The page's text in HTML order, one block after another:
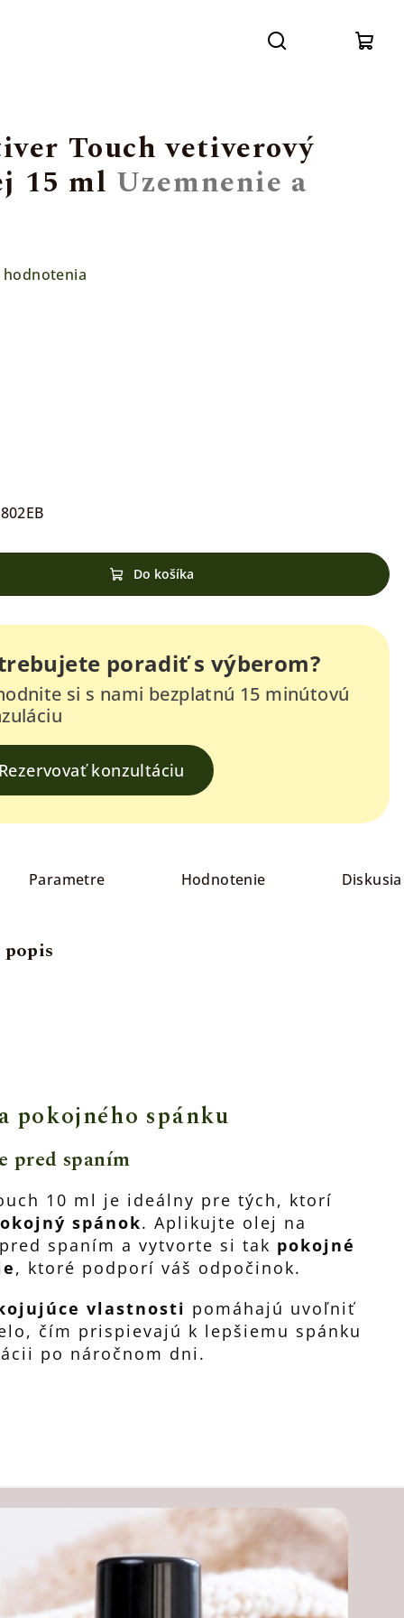
Touch vetiverový
15 ml Uzemnenie a
Do košíka
poradiť s výberom?
si s nami bezplatnú 15 minútovú
Rezervovať konzultáciu
Parametre Hodnotenie Diskusia
pokojného spánku
pred spaním
10 ml je ideálny pre tých, ktorí
spánok. Aplikujte olej na
spaním a vytvorte si tak pokojné
, ktoré podporí váš odpočinok.
vlastnosti pomáhajú uvoľniť
čím prispievajú k lepšiemu spánku
po náročnom dni.